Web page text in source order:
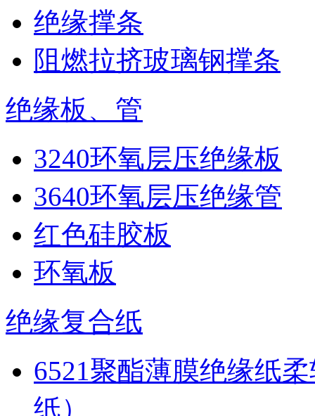
绝缘撑条
阻燃拉挤玻璃钢撑条
绝缘板、管
3240环氧层压绝缘板
3640环氧层压绝缘管
红色硅胶板
环氧板
绝缘复合纸
6521聚酯薄膜绝缘纸
纸）